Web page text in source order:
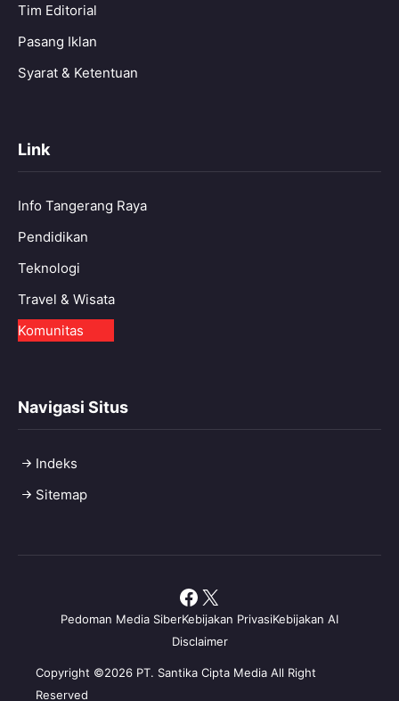
Tim Editorial
Pasang Iklan
Syarat & Ketentuan
Link
Info Tangerang Raya
Pendidikan
Teknologi
Travel & Wisata
Komunitas
Navigasi Situs
Indeks
Sitemap
Copyright ©2026 PT. Santika Cipta Media All Right
Reserved
Pedoman Media SiberKebijakan PrivasiKebijakan AI
Disclaimer
Facebook
X